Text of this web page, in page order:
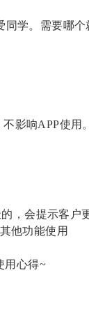
同学。需要哪
影响APP使用
，会提示客户
他功能使用
用心得~